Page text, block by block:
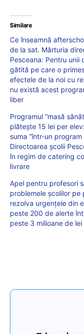
Similare
Ce înseamnă
de la sat. Mărturia
Pesceana: Pentru unii
gătită pe care o
efectele de la noi cu
nu există acest
liber
Programul “masă
plătește 15 lei per
suma “într-un
Directoarea școlii
în regim de catering
livrare
Apel pentru profesori
problemele școlilor pe
rezolva urgențele din
peste 200 de alerte
peste 3 milioane de